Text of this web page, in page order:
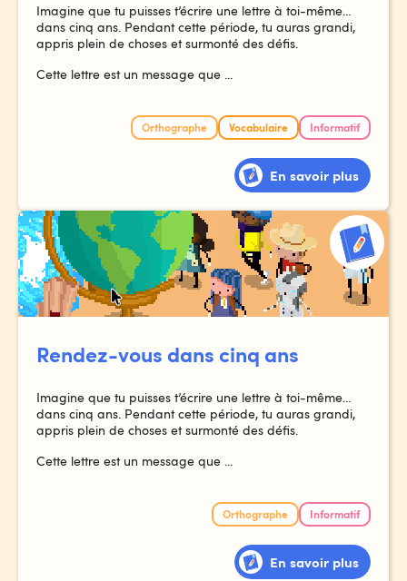
Imagine que tu puisses t’écrire une lettre à toi-même…
dans cinq ans. Pendant cette période, tu auras grandi,
appris plein de choses et surmonté des défis.
Cette lettre est un message que ...
Orthographe Vocabulaire Informatif
En savoir plus
Rendez-vous dans cinq ans
Imagine que tu puisses t’écrire une lettre à toi-même…
dans cinq ans. Pendant cette période, tu auras grandi,
appris plein de choses et surmonté des défis.
Cette lettre est un message que ...
Orthographe Informatif
En savoir plus